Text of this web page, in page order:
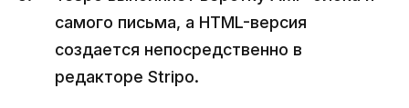
самого письма, а HTML-версия
создается непосредственно в
редакторе Stripo.